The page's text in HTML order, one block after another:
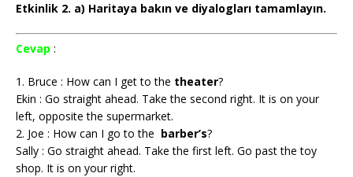
Etkinlik 2. a) Haritaya bakın ve diyalogları tamamlayın.
Cevap :
1. Bruce : How can I get to the theater?
Ekin : Go straight ahead. Take the second right. It is on your
left, opposite the supermarket.
2. Joe : How can I go to the barber’s?
Sally : Go straight ahead. Take the first left. Go past the toy
shop. It is on your right.